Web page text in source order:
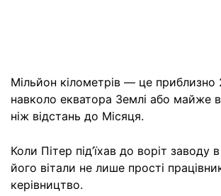
Мільйон кілометрів — це приблизно
навколо екватора Землі або майже
ніж відстань до Місяця.
Коли Пітер під’їхав до воріт заводу
його вітали не лише прості
керівництво.